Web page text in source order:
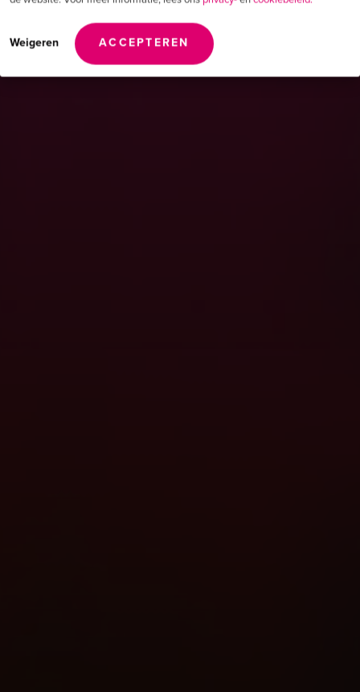
Weigeren ACCEPTEREN